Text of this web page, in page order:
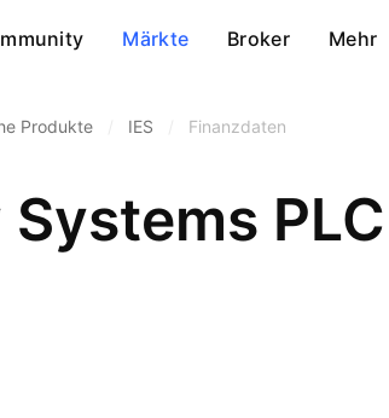
Märkte Broker Mehr
Produkte IES Finanzdaten
PLC